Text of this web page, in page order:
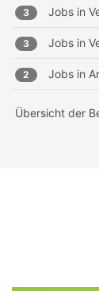
3 Jobs in
3 Jobs in
2 Jobs in
Übersicht der